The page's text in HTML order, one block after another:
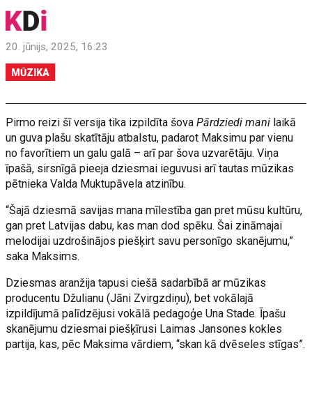
20. jūnijs, 2025, 16:23
MŪZIKA
Pirmo reizi šī versija tika izpildīta šovaPārdziedi mani laikā
un guva plašu skatītāju atbalstu, padarot Maksimu par vienu
no favorītiem un galu galā – arī par šova uzvarētāju. Viņa
īpašā, sirsnīgā pieeja dziesmai ieguvusi arī tautas mūzikas
pētnieka Valda Muktupāvela atzinību.
“Šajā dziesmā savijas mana mīlestība gan pret mūsu kultūru,
gan pret Latvijas dabu, kas man dod spēku. Šai zināmajai
melodijai uzdrošinājos piešķirt savu personīgo skanējumu,”
saka Maksims.
Dziesmas aranžija tapusi ciešā sadarbībā ar mūzikas
producentu Džulianu (Jāni Zvirgzdiņu), bet vokālajā
izpildījumā palīdzējusi vokālā pedagoģe Una Stade. Īpašu
skanējumu dziesmai piešķīrusi Laimas Jansones kokles
partija, kas, pēc Maksima vārdiem, “skan kā dvēseles stīgas”.